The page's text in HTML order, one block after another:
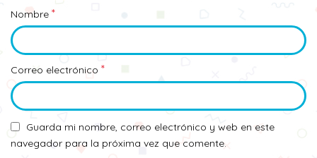
Nombre *
Correo electrónico *
Guarda mi nombre, correo electrónico y web en este
navegador para la próxima vez que comente.